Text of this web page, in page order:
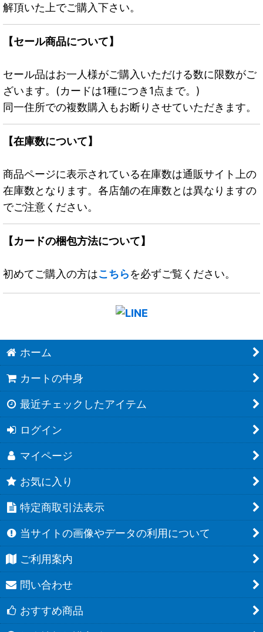
解頂いた上でご購入下さい。
【セール商品について】
セール品はお一人様がご購入いただける数に限数がご
ざいます。(カードは1種につき1点まで。)
同一住所での複数購入もお断りさせていただきます。
【在庫数について】
商品ページに表示されている在庫数は通販サイト上の
在庫数となります。各店舗の在庫数とは異なりますの
でご注意ください。
【カードの梱包方法について】
初めてご購入の方はこちらを必ずご覧ください。
ホーム
カートの中身
最近チェックしたアイテム
ログイン
マイページ
お気に入り
特定商取引法表示
当サイトの画像やデータの利用について
ご利用案内
問い合わせ
おすすめ商品